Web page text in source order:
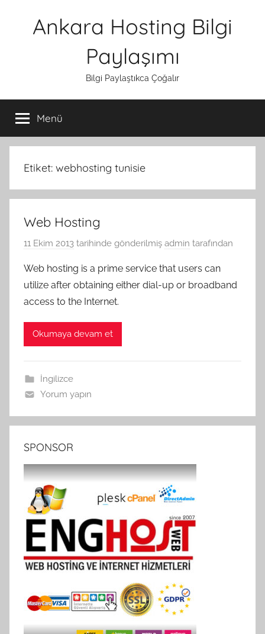
Ankara Hosting Bilgi
Paylaşımı
Bilgi Paylaştıkca Çoğalır
Menü
Etiket: webhosting tunisie
Web Hosting
11 Ekim 2013 tarihinde gönderilmiş admin tarafından
Web hosting is a prime service that users can
utilize after obtaining either dial-up or broadband
access to the Internet.
Okumaya devam et
İngilizce
Yorum yapın
SPONSOR